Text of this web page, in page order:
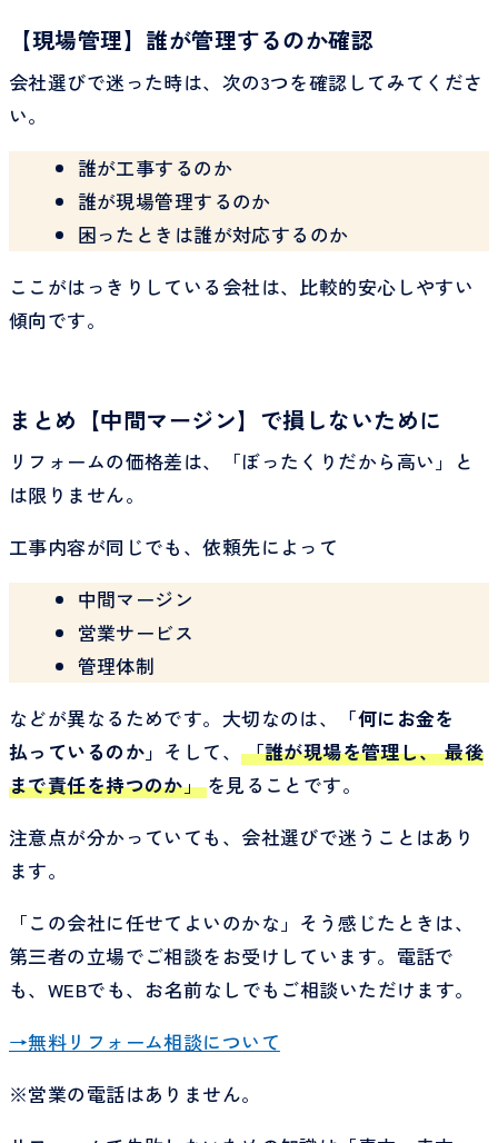
【現場管理】誰が管理するのか確認
会社選びで迷った時は、次の3つを確認してみてくださ
い。
誰が工事するのか
誰が現場管理するのか
困ったときは誰が対応するのか
ここがはっきりしている会社は、比較的安心しやすい
傾向です。
まとめ【中間マージン】で損しないために
リフォームの価格差は、「ぼったくりだから高い」と
は限りません。
工事内容が同じでも、依頼先によって
中間マージン
営業サービス
管理体制
などが異なるためです。大切なのは、
「何にお金を
払っているのか」 そして、「誰が現場を管理し、 最後
まで責任を持つのか」を見ることです。
注意点が分かっていても、会社選びで迷うことはあり
ます。
「この会社に任せてよいのかな」そう感じたときは、
第三者の立場でご相談をお受けしています。電話で
も、WEBでも、お名前なしでもご相談いただけます。
→無料リフォーム相談について
※営業の電話はありません。